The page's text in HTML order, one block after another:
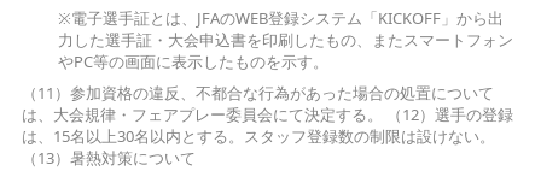
※電子選手証とは、JFAのWEB登録システム「KICKOFF」から出
力した選手証・大会申込書を印刷したもの、またスマートフォン
やPC等の画面に表示したものを示す。
（11）参加資格の違反、不都合な行為があった場合の処置について
は、大会規律・フェアプレー委員会にて決定する。 （12）選手の登録
は、15名以上30名以内とする。スタッフ登録数の制限は設けない。
（13）暑熱対策について